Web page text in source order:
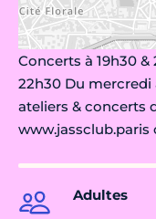
Concerts à 19h30
22h30 Du mercredi
ateliers & concerts
www.jassclub.paris
Adultes